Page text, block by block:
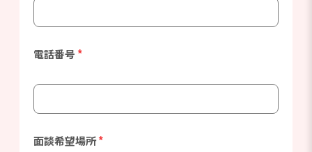
電話番号 *
面談希望場所*